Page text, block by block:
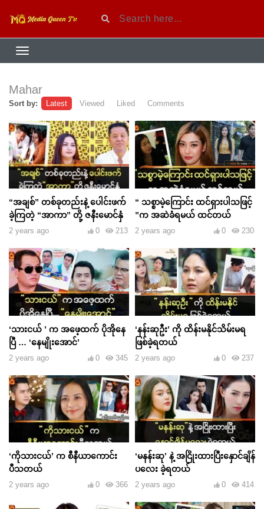
Mahar
Sort by: Latest Viewed Liked Comments
“အချစ်” တစ်ခုတည်းနဲ့ ပေါင်းဖက်
ခဲ့ကြတဲ့ “အာကာ” တို့ ဇနီးမောင်နှံ
2 years ago 213
0
“ သစ္စာမဲ့ကြောင်း ထင်ရှားပါသဖြင့်
”က အဆဲခံရမယ် ထင်တယ်
2 years ago 230
0
‘သားငယ် ’ က အဖေ့ထက် ပိုအိုနေ
ပြီ … ‘နေမျိုးအောင်’
2 years ago 345
0
‘နန်းဆုဦး’ ကို ထိန်းမနိုင်သိမ်းမရ
ဖြစ်ခဲ့ရတယ်
2 years ago 237
0
‘ကိုသားငယ်’ က စီနီယာကောင်း
ပီသတယ်
2 years ago 366
0
‘မနန်းဆု’ နဲ့ အငြိုးထားပြီးနှောင်ချိန်
ပလေး ခဲ့ရတယ်
2 years ago 414
0